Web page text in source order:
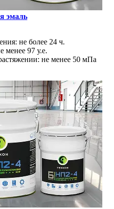
эмаль
не более 24 ч.
менее 97 у.е.
не менее 50 мПа